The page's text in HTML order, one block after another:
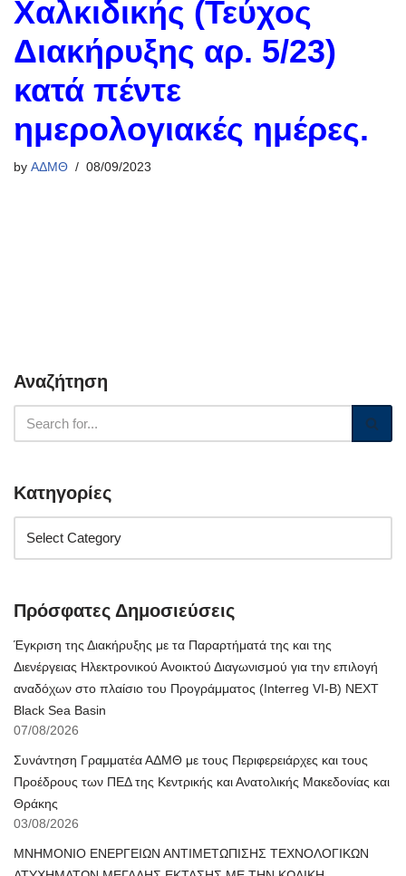
Χαλκιδικής (Τεύχος
Διακήρυξης αρ. 5/23)
κατά πέντε
ημερολογιακές ημέρες.
by ΑΔΜΘ 08/09/2023
Αναζήτηση
Κατηγορίες
Πρόσφατες Δημοσιεύσεις
Έγκριση της Διακήρυξης με τα Παραρτήματά της και της
Διενέργειας Ηλεκτρονικού Ανοικτού Διαγωνισμού για την επιλογή
αναδόχων στο πλαίσιο του Προγράμματος (Interreg VI-B) NEXT
Black Sea Basin
07/08/2026
Συνάντηση Γραμματέα ΑΔΜΘ με τους Περιφερειάρχες και τους
Προέδρους των ΠΕΔ της Κεντρικής και Ανατολικής Μακεδονίας και
Θράκης
03/08/2026
ΜΝΗΜΟΝΙΟ ΕΝΕΡΓΕΙΩΝ ΑΝΤΙΜΕΤΩΠΙΣΗΣ ΤΕΧΝΟΛΟΓΙΚΩΝ